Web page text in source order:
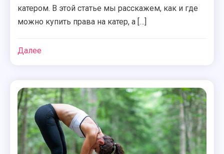
катером. В этой статье мы расскажем, как и где
можно купить права на катер, а […]
Далее